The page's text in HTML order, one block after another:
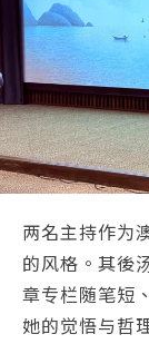
两名主持作为
的风格。其後
章专栏随笔短
她的觉悟与哲